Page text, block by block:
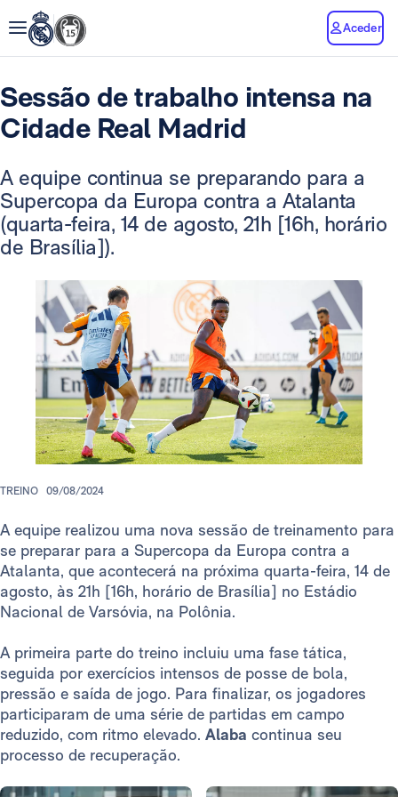
Aceder
Sessão de trabalho intensa na
Cidade Real Madrid
A equipe continua se preparando para a
Supercopa da Europa contra a Atalanta
(quarta-feira, 14 de agosto, 21h [16h, horário
de Brasília]).
TREINO 09/08/2024
A equipe realizou uma nova sessão de treinamento para
se preparar para a Supercopa da Europa contra a
Atalanta, que acontecerá na próxima quarta-feira, 14 de
agosto, às 21h [16h, horário de Brasília] no Estádio
Nacional de Varsóvia, na Polônia.
A primeira parte do treino incluiu uma fase tática,
seguida por exercícios intensos de posse de bola,
pressão e saída de jogo. Para finalizar, os jogadores
participaram de uma série de partidas em campo
reduzido, com ritmo elevado. Alaba continua seu
processo de recuperação.